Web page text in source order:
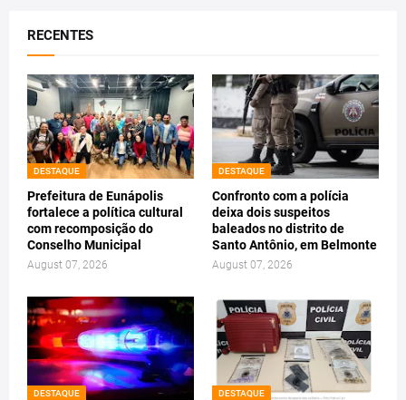
RECENTES
DESTAQUE
Prefeitura de Eunápolis
fortalece a política cultural
com recomposição do
Conselho Municipal
August 07, 2026
DESTAQUE
Confronto com a polícia
deixa dois suspeitos
baleados no distrito de
Santo Antônio, em Belmonte
August 07, 2026
DESTAQUE DESTAQUE